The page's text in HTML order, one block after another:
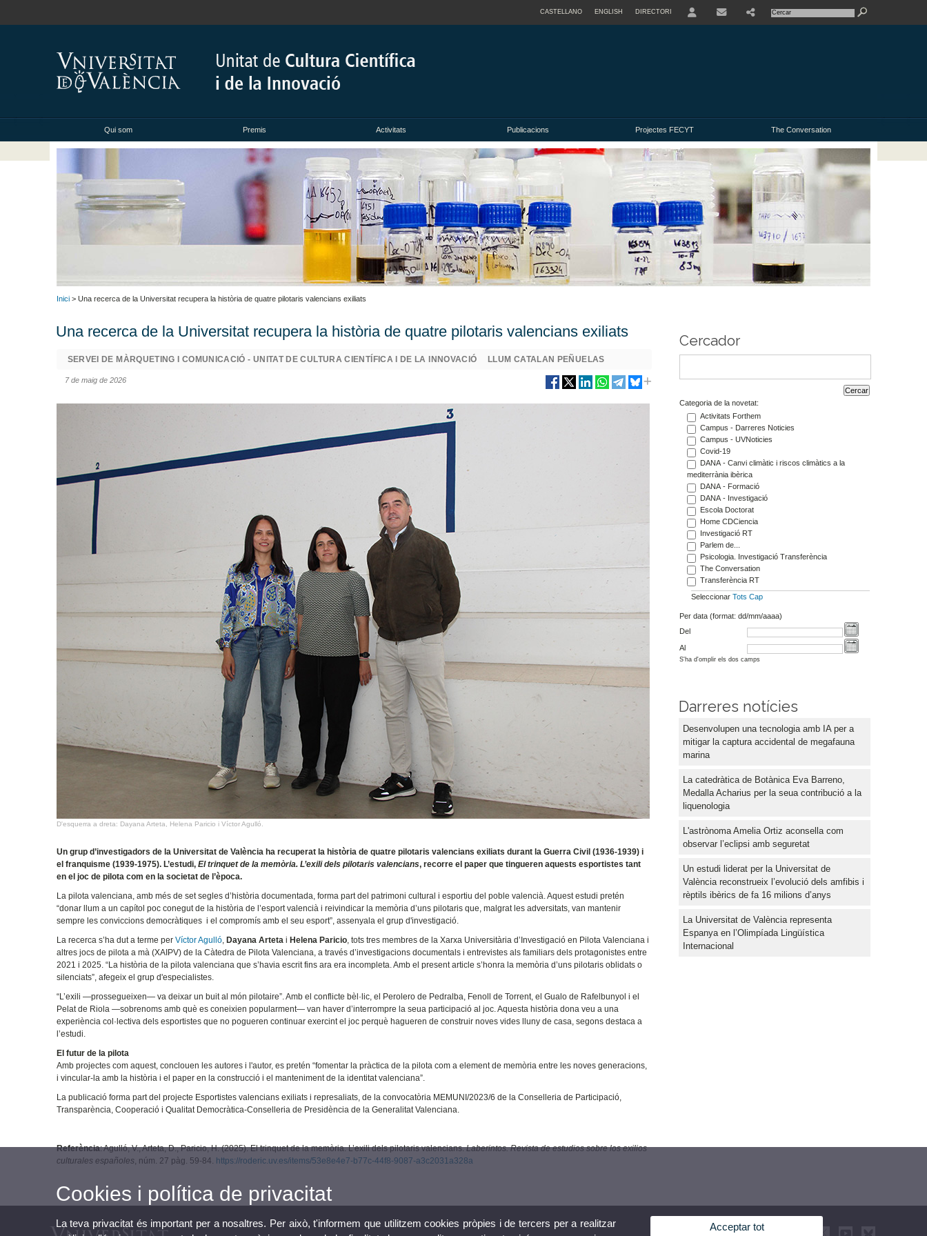
CASTELLANO ENGLISH DIRECTORI
Qui som Premis Activitats Publicacions Projectes FECYT The Conversation
Inici > Una recerca de la Universitat recupera la història de quatre pilotaris valencians exiliats
Una recerca de la Universitat recupera la història de quatre pilotaris valencians exiliats
SERVEI DE MÀRQUETING I COMUNICACIÓ - UNITAT DE CULTURA CIENTÍFICA I DE LA INNOVACIÓ LLUM CATALAN PEÑUELAS
7 de maig de 2026
D'esquerra a dreta: Dayana Arteta, Helena Paricio i Víctor Agulló.
Un grup d’investigadors de la Universitat de València ha recuperat la història de quatre pilotaris valencians exiliats durant la Guerra Civil (1936-1939) i
el franquisme (1939-1975). L’estudi,El trinquet de la memòria. L’exili dels pilotaris valencians, recorre el paper que tingueren aquests esportistes tant
en el joc de pilota com en la societat de l’època.
La pilota valenciana, amb més de set segles d’història documentada, forma part del patrimoni cultural i esportiu del poble valencià. Aquest estudi pretén
“donar llum a un capítol poc conegut de la història de l’esport valencià i reivindicar la memòria d’uns pilotaris que, malgrat les adversitats, van mantenir
sempre les conviccions democràtiques i el compromís amb el seu esport”, assenyala el grup d'investigació.
La recerca s’ha dut a terme perVíctor Agulló,Dayana Arteta iHelena Paricio, tots tres membres de la Xarxa Universitària d’Investigació en Pilota Valenciana i
altres jocs de pilota a mà (XAIPV) de la Càtedra de Pilota Valenciana, a través d’investigacions documentals i entrevistes als familiars dels protagonistes entre
2021 i 2025. “La història de la pilota valenciana que s’havia escrit fins ara era incompleta. Amb el present article s’honra la memòria d’uns pilotaris oblidats o
silenciats”, afegeix el grup d'especialistes.
“L’exili —prossegueixen— va deixar un buit al món pilotaire”. Amb el conflicte bèl·lic, el Perolero de Pedralba, Fenoll de Torrent, el Gualo de Rafelbunyol i el
Pelat de Riola —sobrenoms amb què es coneixien popularment— van haver d’interrompre la seua participació al joc. Aquesta història dona veu a una
experiència col·lectiva dels esportistes que no pogueren continuar exercint el joc perquè hagueren de construir noves vides lluny de casa, segons destaca a
l’estudi.
El futur de la pilota
Amb projectes com aquest, conclouen les autores i l'autor, es pretén “fomentar la pràctica de la pilota com a element de memòria entre les noves generacions,
i vincular-la amb la història i el paper en la construcció i el manteniment de la identitat valenciana”.
La publicació forma part del projecte Esportistes valencians exiliats i represaliats, de la convocatòria MEMUNI/2023/6 de la Conselleria de Participació,
Transparència, Cooperació i Qualitat Democràtica-Conselleria de Presidència de la Generalitat Valenciana.
Referència: Agulló, V., Arteta, D., Paricio, H. (2025). El trinquet de la memòria. L’exili dels pilotaris valencians.Laberintos. Revista de estudios sobre los exilios
culturales españoles , núm. 27 pàg. 59-84. https://roderic.uv.es/items/53e8e4e7-b77c-44f8-9087-a3c2031a328a
Cercador
Categoria de la novetat:
Activitats Forthem
Campus - Darreres Noticies
Campus - UVNoticies
Covid-19
DANA - Canvi climàtic i riscos climàtics a la
mediterrània ibèrica
DANA - Formació
DANA - Investigació
Escola Doctorat
Home CDCiencia
Investigació RT
Parlem de...
Psicologia. Investigació Transferència
The Conversation
Transferència RT
Seleccionar Tots Cap
Per data (format: dd/mm/aaaa)
Del
Al
S'ha d'omplir els dos camps
Darreres notícies
Desenvolupen una tecnologia amb IA per a
mitigar la captura accidental de megafauna
marina
La catedràtica de Botànica Eva Barreno,
Medalla Acharius per la seua contribució a la
liquenologia
L'astrònoma Amelia Ortiz aconsella com
observar l’eclipsi amb seguretat
Un estudi liderat per la Universitat de
València reconstrueix l’evolució dels amfibis i
rèptils ibèrics de fa 16 milions d’anys
La Universitat de València representa
Espanya en l’Olimpíada Lingüística
Internacional
Cookies i política de privacitat
La teva privacitat és important per a nosaltres. Per això, t'informem que utilitzem cookies pròpies i de tercers per a realitzar
Acceptar tot